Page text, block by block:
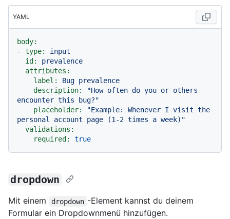
YAML
body:
-
type:
input
id:
prevalence
attributes:
label:
Bug prevalence
description:
"How often do you or others
encounter this bug?"
placeholder:
"Example: Whenever I visit the
personal account page (1-2 times a week)"
validations:
required:
true
dropdown
Mit einem dropdown -Element kannst du deinem
Formular ein Dropdownmenü hinzufügen.